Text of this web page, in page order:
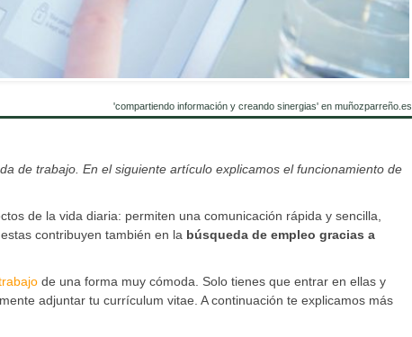
'compartiendo información y creando sinergias' en muñozparreño.es
de trabajo. En el siguiente artículo explicamos el funcionamiento de
de la vida diaria: permiten una comunicación rápida y sencilla,
contribuyen también en la búsqueda de empleo gracias a
de una forma muy cómoda. Solo tienes que entrar en ellas y
adjuntar tu currículum vitae. A continuación te explicamos más